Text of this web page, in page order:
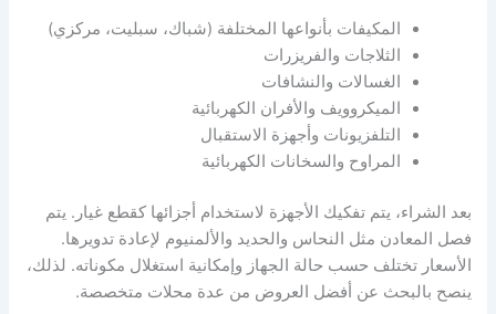
المكيفات بأنواعها المختلفة (شباك، سبليت، مركزي)
الثلاجات والفريزرات
الغسالات والنشافات
الميكروويف والأفران الكهربائية
التلفزيونات وأجهزة الاستقبال
المراوح والسخانات الكهربائية
بعد الشراء، يتم تفكيك الأجهزة لاستخدام أجزائها كقطع غيار. يتم
فصل المعادن مثل النحاس والحديد والألمنيوم لإعادة تدويرها.
الأسعار تختلف حسب حالة الجهاز وإمكانية استغلال مكوناته. لذلك،
ينصح بالبحث عن أفضل العروض من عدة محلات متخصصة.